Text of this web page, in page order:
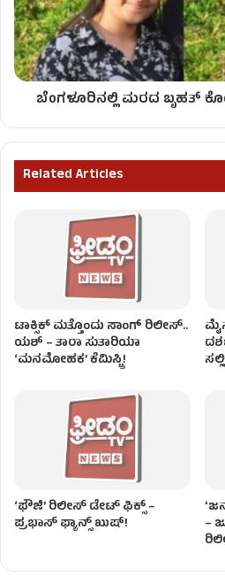
ಬೆಂಗಳೂರಿನಲ್ಲಿ ಮರದ ಬೃಹತ್​​​​
Related Articles
ಟಾಕ್ಸಿಕ್ ಮತ್ತೊಂದು ಸಾಂಗ್‌ ರಿಲೀಸ್‌..
ಯಶ್ – ತಾರಾ ಸುತಾರಿಯಾ
‘ಮನಮೋಹಕ’ ಕೆಮಿಸ್ಟ್ರಿ!
‘ಫೌಜಿ’ ರಿಲೀಸ್ ಡೇಟ್ ಫಿಕ್ಸ್ –
ಪ್ರಭಾಸ್ ಫ್ಯಾನ್ಸ್ ಖುಷ್!
–